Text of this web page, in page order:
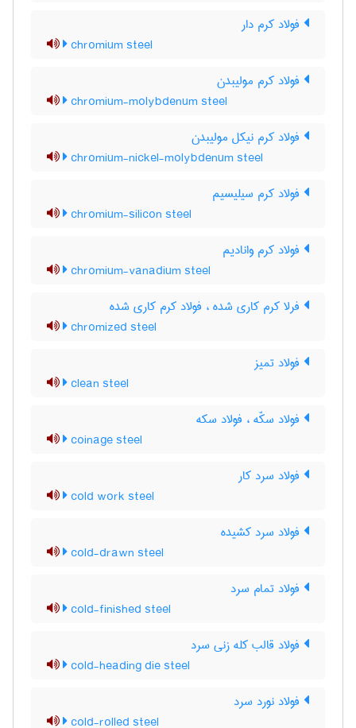
فولاد کرم دار
chromium steel
فولاد کرم مولیبدن
chromium-molybdenum steel
فولاد کرم نیکل مولیبدن
chromium-nickel-molybdenum steel
فولاد کرم سیلیسیم
chromium-silicon steel
فولاد کرم وانادیم
chromium-vanadium steel
فرلا کرم کاری شده ، فولاد کرم کاری شده
chromized steel
فولاد تمیز
clean steel
فولاد سکّه ، فولاد سکه
coinage steel
فولاد سرد کار
cold work steel
فولاد سرد کشیده
cold-drawn steel
فولاد تمام سرد
cold-finished steel
فولاد قالب کله زنی سرد
cold-heading die steel
فولاد نورد سرد
cold-rolled steel